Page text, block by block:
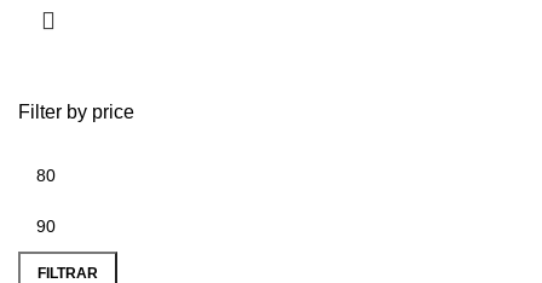
Filter by price
FILTRAR